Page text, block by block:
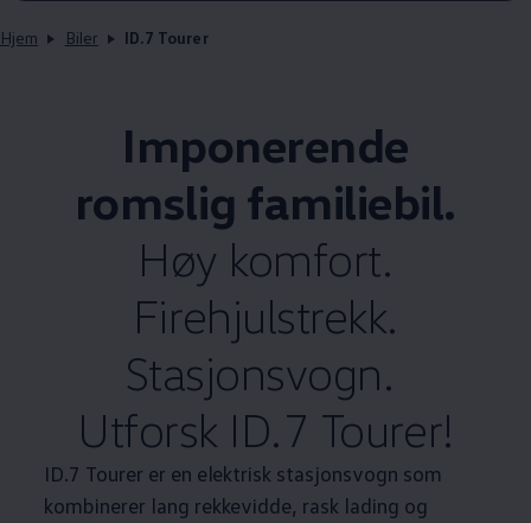
Hjem Biler ID.7 Tourer
Imponerende
romslig familiebil.
Høy komfort.
Firehjulstrekk.
Stasjonsvogn.
Utforsk ID.7 Tourer!
ID.7 Tourer er en elektrisk stasjonsvogn som
kombinerer lang rekkevidde, rask lading og